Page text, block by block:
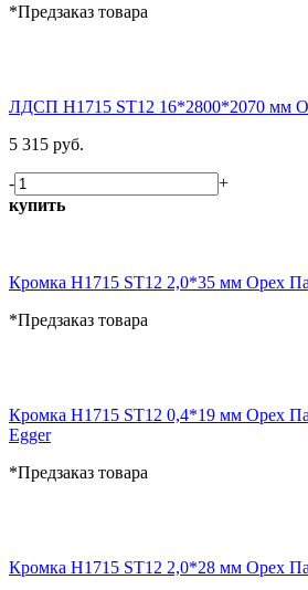
*Предзаказ товара
ЛДСП H1715 ST12 16*2800*2070 мм
5 315 руб.
-
+
купить
Кромка H1715 ST12 2,0*35 мм Орех
*Предзаказ товара
Кромка H1715 ST12 0,4*19 мм Орех
Egger
*Предзаказ товара
Кромка H1715 ST12 2,0*28 мм Орех